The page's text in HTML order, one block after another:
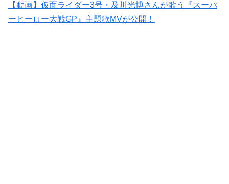
【動画】仮面ライダー3号・及川光博さんが歌う『スーパ
ーヒーロー大戦GP』主題歌MVが公開！